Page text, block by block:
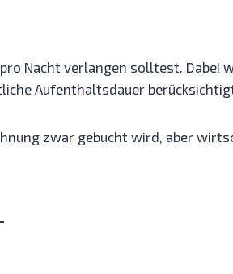
Nacht verlangen solltest. Dabei
Aufenthaltsdauer
zwar gebucht wird, aber